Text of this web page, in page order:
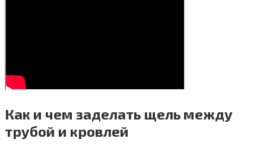
Как и чем заделать щель между
трубой и кровлей